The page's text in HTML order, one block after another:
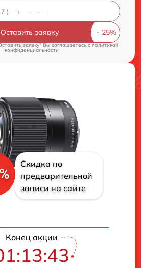
Оставить заявку
заявку" Вы соглашаетесь c политикой
конфиденциальности
Скидка по
предварительной
записи на сайте
Конец акции